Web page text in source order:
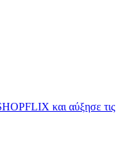
και αύξησε τις